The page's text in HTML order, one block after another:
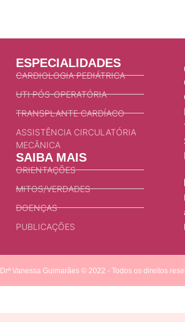
ESPECIALIDADES
CARDIOLOGIA PEDIÁTRICA
UTI PÓS-OPERATÓRIA
TRANSPLANTE CARDÍACO
ASSISTÊNCIA CIRCULATÓRIA
MECÂNICA
SAIBA MAIS
ORIENTAÇÕES
MITOS/VERDADES
DOENÇAS
PUBLICAÇÕES
Drª Vanessa Guimarães © 2022 - Todos os direitos